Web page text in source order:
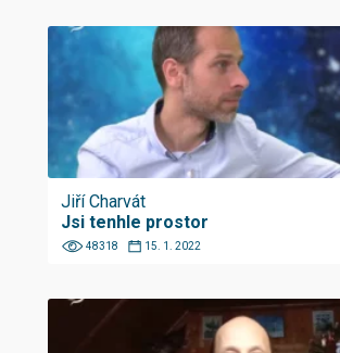
Jiří Charvát
Jsi tenhle prostor
48318 15. 1. 2022